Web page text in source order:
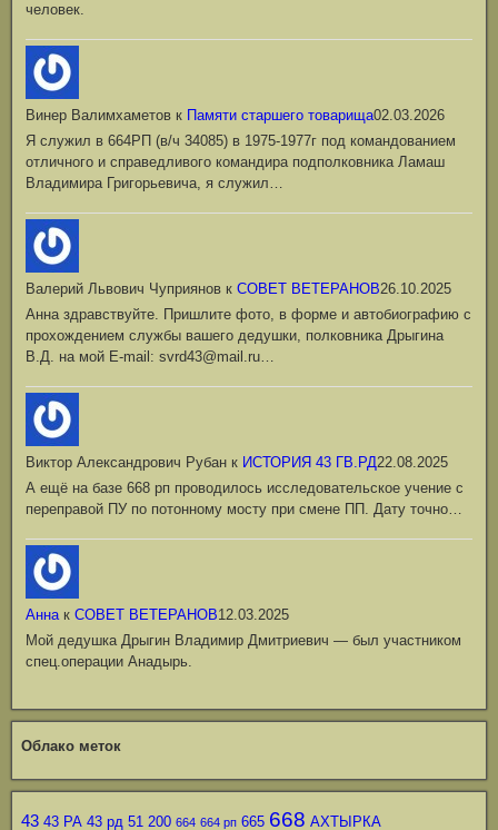
человек.
Винер Валимхаметов к Памяти старшего товарища02.03.2026
Я служил в 664РП (в/ч 34085) в 1975-1977г под командованием
отличного и справедливого командира подполковника Ламаш
Владимира Григорьевича, я служил…
Валерий Львович Чуприянов к СОВЕТ ВЕТЕРАНОВ26.10.2025
Анна здравствуйте. Пришлите фото, в форме и автобиографию с
прохождением службы вашего дедушки, полковника Дрыгина
В.Д. на мой Е-mail: svrd43@mail.ru…
Виктор Александрович Рубан к ИСТОРИЯ 43 ГВ.РД22.08.2025
А ещё на базе 668 рп проводилось исследовательское учение с
переправой ПУ по потонному мосту при смене ПП. Дату точно…
Аннак СОВЕТ ВЕТЕРАНОВ12.03.2025
Мой дедушка Дрыгин Владимир Дмитриевич — был участником
спец.операции Анадырь.
Облако меток
43 43 РА 43 рд 51 200 664 664 рп 665 668 АХТЫРКА